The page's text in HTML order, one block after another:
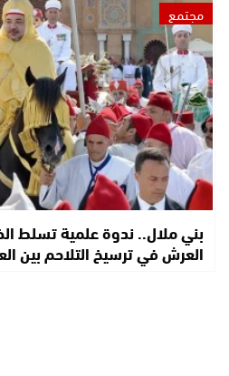
مجتمع
بني ملال.. ندوة علمية تسلط
العرش في ترسيخ التلاحم بين